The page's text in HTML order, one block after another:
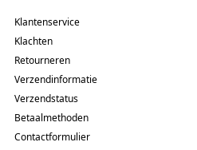
Klantenservice
Klachten
Retourneren
Verzendinformatie
Verzendstatus
Betaalmethoden
Contactformulier